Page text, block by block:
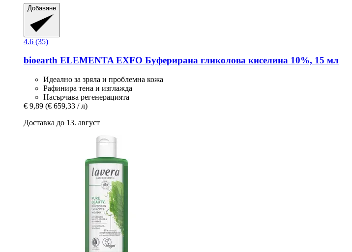
Добавяне
4.6 (35)
bioearth ELEMENTA EXFO Буферирана гликолова киселина 10%, 15 мл
Идеално за зряла и проблемна кожа
Рафинира тена и изглажда
Насърчава регенерацията
€ 9,89 (€ 659,33 / л)
Доставка до 13. август